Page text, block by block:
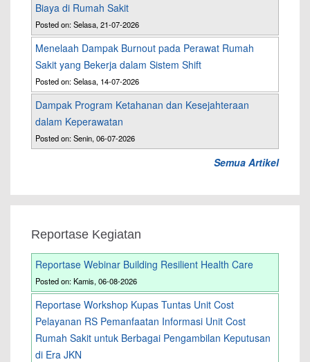
Biaya di Rumah Sakit
Posted on: Selasa, 21-07-2026
Menelaah Dampak Burnout pada Perawat Rumah
Sakit yang Bekerja dalam Sistem Shift
Posted on: Selasa, 14-07-2026
Dampak Program Ketahanan dan Kesejahteraan
dalam Keperawatan
Posted on: Senin, 06-07-2026
Semua Artikel
Reportase Kegiatan
Reportase Webinar Building Resilient Health Care
Posted on: Kamis, 06-08-2026
Reportase Workshop Kupas Tuntas Unit Cost
Pelayanan RS Pemanfaatan Informasi Unit Cost
Rumah Sakit untuk Berbagai Pengambilan Keputusan
di Era JKN